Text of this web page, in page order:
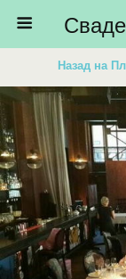
Назад на